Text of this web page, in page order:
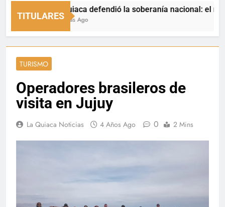
TITULARES
La Quiaca defendió la soberanía nacional: el
16 Horas Ago
TURISMO
Operadores brasileros de
visita en Jujuy
La Quiaca Noticias 4 Años Ago 0 2 Mins